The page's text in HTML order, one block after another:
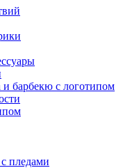
барбекю с логотипом
пледами